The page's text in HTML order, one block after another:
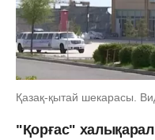
Қазақ-қытай шекарасы.
"Қорғас"